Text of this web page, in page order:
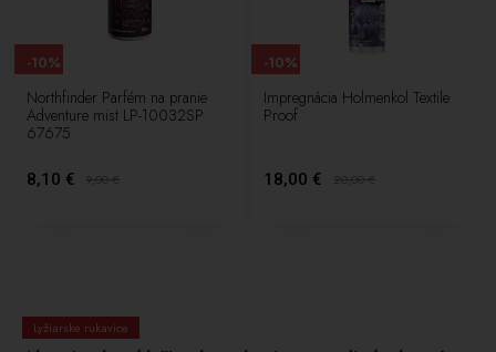
Northfinder Parfém na pranie
Adventure mist LP-10032SP
67675
8,10 € 9,00€
-10%
Impregnácia Holmenkol Textile
Proof
18,00 € 20,00€
-10%
Lyžiarske rukavice